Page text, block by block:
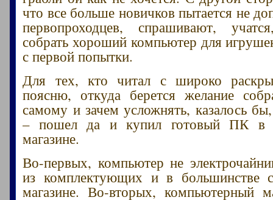
что все больше новичков пытается не
первопроходцев, спрашивают,
собрать хороший компьютер для
с первой попытки.
Для тех, кто читал с широко
поясню, откуда берется желание
самому и зачем усложнять, казалось
– пошел да и купил готовый ПК в
магазине.
Во-первых, компьютер не
из комплектующих и в большинстве
магазине. Во-вторых, компьютерный